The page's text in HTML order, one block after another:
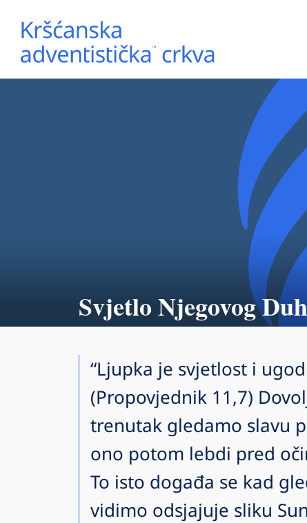
Svjetlo Njegovog
“Ljupka je svjetlost i
(Propovjednik 11,7)
trenutak gledamo slavu
ono potom lebdi pred
To isto događa se kad
vidimo odsjajuje sliku